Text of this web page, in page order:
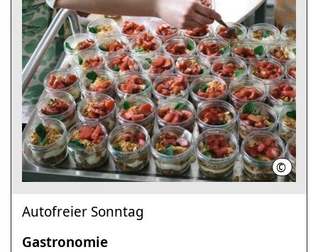
© Nader
Autofreier Sonntag
Gastronomie